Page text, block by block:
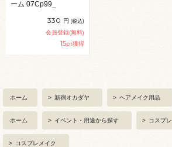
ーム 07Cp99_
330 円 (税込)
会員登録(無料)
15pt獲得
ホーム > 新宿オカダヤ > ヘアメイク用品
ホーム > イベント・用途から探す > コスプレ
> コスプレメイク